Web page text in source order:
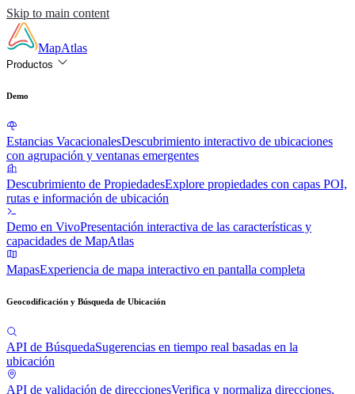
Skip to main content
MapAtlas
Productos
Demo
Estancias VacacionalesDescubrimiento interactivo de ubicaciones
con agrupación y ventanas emergentes
Descubrimiento de PropiedadesExplore propiedades con capas POI,
rutas e información de ubicación
Demo en VivoPresentación interactiva de las características y
capacidades de MapAtlas
MapasExperiencia de mapa interactivo en pantalla completa
Geocodificación y Búsqueda de Ubicación
API de BúsquedaSugerencias en tiempo real basadas en la
ubicación
API de validación de direccionesVerifica y normaliza direcciones,